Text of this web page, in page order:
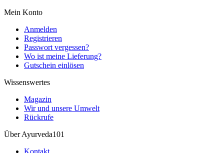
Mein Konto
Anmelden
Registrieren
Passwort vergessen?
Wo ist meine Lieferung?
Gutschein einlösen
Wissenswertes
Magazin
Wir und unsere Umwelt
Rückrufe
Über Ayurveda101
Kontakt